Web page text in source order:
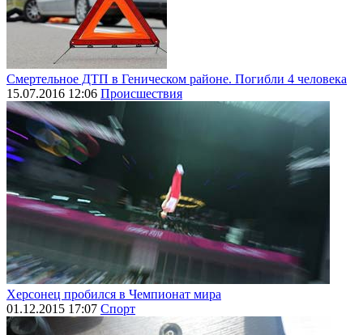
Смертельное ДТП в Геническом районе. Погибли 4 человека
15.07.2016 12:06 Происшествия
Херсонец пробился в Чемпионат мира
01.12.2015 17:07 Спорт